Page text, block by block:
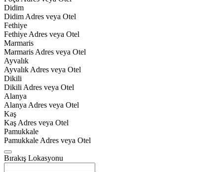
Didim
Didim Adres veya Otel
Fethiye
Fethiye Adres veya Otel
Marmaris
Marmaris Adres veya Otel
Ayvalık
Ayvalık Adres veya Otel
Dikili
Dikili Adres veya Otel
Alanya
Alanya Adres veya Otel
Kaş
Kaş Adres veya Otel
Pamukkale
Pamukkale Adres veya Otel
Bırakış Lokasyonu